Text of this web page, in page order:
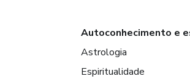
Autoconhecimento e
Astrologia
Espiritualidade